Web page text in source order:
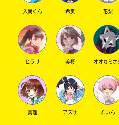
入間くん 希実 花梨
ヒラリ 美桜 オオカミさ
真理 アズサ れいん